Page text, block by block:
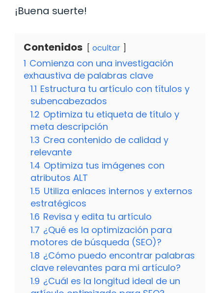
¡Buena suerte!
Contenidos ocultar
1 Comienza con una investigación
exhaustiva de palabras clave
1.1 Estructura tu artículo con títulos y
subencabezados
1.2 Optimiza tu etiqueta de título y
meta descripción
1.3 Crea contenido de calidad y
relevante
1.4 Optimiza tus imágenes con
atributos ALT
1.5 Utiliza enlaces internos y externos
estratégicos
1.6 Revisa y edita tu artículo
1.7 ¿Qué es la optimización para
motores de búsqueda (SEO)?
1.8 ¿Cómo puedo encontrar palabras
clave relevantes para mi artículo?
1.9 ¿Cuál es la longitud ideal de un